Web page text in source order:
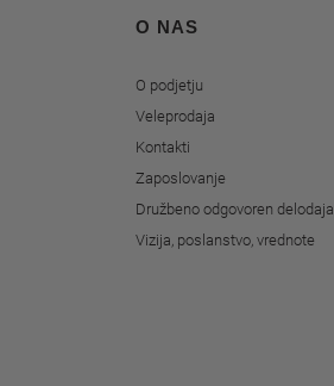
O NAS
O podjetju
Veleprodaja
Kontakti
Zaposlovanje
Družbeno odgovoren
Vizija, poslanstvo, vrednote